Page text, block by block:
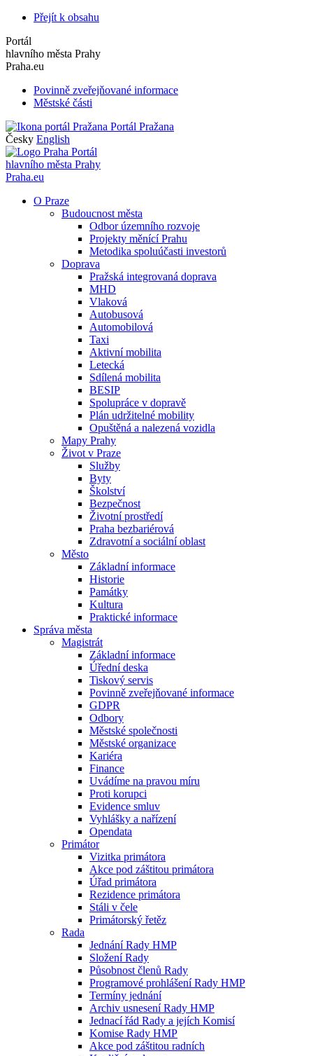
Přejít k obsahu
Portál
hlavního města Prahy
Praha.eu
Povinně zveřejňované informace
Městské části
Portál Pražana
Česky English
Portál
hlavního města Prahy
Praha.eu
O Praze
Budoucnost města
Odbor územního rozvoje
Projekty měnící Prahu
Metodika spoluúčasti investorů
Doprava
Pražská integrovaná doprava
MHD
Vlaková
Autobusová
Automobilová
Taxi
Aktivní mobilita
Letecká
Sdílená mobilita
BESIP
Spolupráce v dopravě
Plán udržitelné mobility
Opuštěná a nalezená vozidla
Mapy Prahy
Život v Praze
Služby
Byty
Školství
Bezpečnost
Životní prostředí
Praha bezbariérová
Zdravotní a sociální oblast
Město
Základní informace
Historie
Památky
Kultura
Praktické informace
Správa města
Magistrát
Základní informace
Úřední deska
Tiskový servis
Povinně zveřejňované informace
GDPR
Odbory
Městské společnosti
Městské organizace
Kariéra
Finance
Uvádíme na pravou míru
Proti korupci
Evidence smluv
Vyhlášky a nařízení
Opendata
Primátor
Vizitka primátora
Akce pod záštitou primátora
Úřad primátora
Rezidence primátora
Stáli v čele
Primátorský řetěz
Rada
Jednání Rady HMP
Složení Rady
Působnost členů Rady
Programové prohlášení Rady HMP
Termíny jednání
Archiv usnesení Rady HMP
Jednací řád Rady a jejích Komisí
Komise Rady HMP
Akce pod záštitou radních